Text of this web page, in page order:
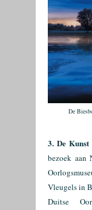
De
3. De
bezoek aan
Vleugels in
Duitse